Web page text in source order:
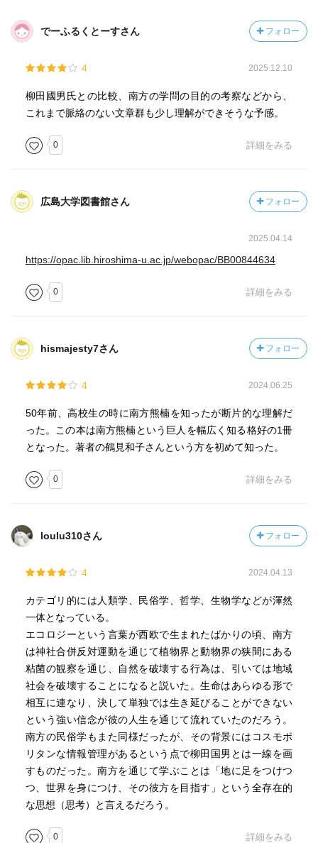
でーふるくとーすさん フォロー
4 2025.12.10
柳田國男氏との比較、南方の学問の目的の考察などから、
これまで脈絡のない文章群も少し理解ができそうな予感。
0 詳細をみる
広島大学図書館さん フォロー
2025.04.14
https://opac.lib.hiroshima-u.ac.jp/webopac/BB00844634
0 詳細をみる
hismajesty7さん フォロー
4 2024.06.25
50年前、高校生の時に南方熊楠を知ったが断片的な理解だ
った。この本は南方熊楠という巨人を幅広く知る格好の1冊
となった。著者の鶴見和子さんという方を初めて知った。
0 詳細をみる
loulu310さん フォロー
4 2024.04.13
カテゴリ的には人類学、民俗学、哲学、生物学などが渾然
一体となっている。
エコロジーという言葉が西欧で生まれたばかりの頃、南方
は神社合併反対運動を通じて植物界と動物界の狭間にある
粘菌の観察を通じ、自然を破壊する行為は、引いては地域
社会を破壊することになると説いた。生命はあらゆる形で
相互に連なり、決して単独では生き延びることができない
という強い信念が彼の人生を通じて流れていたのだろう。
南方の民俗学もまた同様だったが、その背景にはコスモポ
リタンな情報管理があるという点で柳田国男とは一線を画
すものだった。南方を通じて学ぶことは「地に足をつけつ
つ、世界を身につけ、その彼方を目指す」という全存在的
な思想（思考）と言えるだろう。
0 詳細をみる